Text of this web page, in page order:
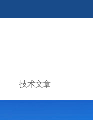
技术文章